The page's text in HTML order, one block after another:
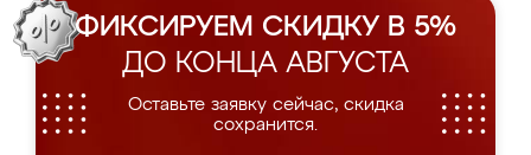
ФИКСИРУЕМ СКИДКУ В 5%
ДО КОНЦА АВГУСТА
Оставьте заявку сейчас, скидка
сохранится.